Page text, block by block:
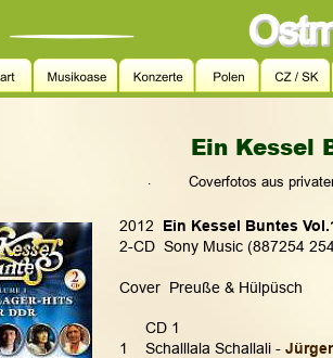
Ein Kessel
.
Coverfotos aus
2012 Ein Kessel Buntes
2-CD  Sony Music (887254
Cover  Preuße & Hülpüsch
      CD 1
1    Schalllala Schallali -